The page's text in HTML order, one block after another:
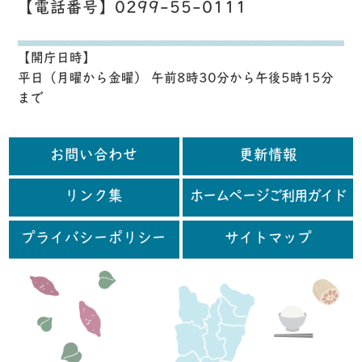
【電話番号】0299-55-0111
【開庁日時】
平日（月曜から金曜） 午前8時30分から午後5時15分
まで
お問い合わせ 更新情報
リンク集 ホームページご利用ガイド
プライバシーポリシー サイトマップ